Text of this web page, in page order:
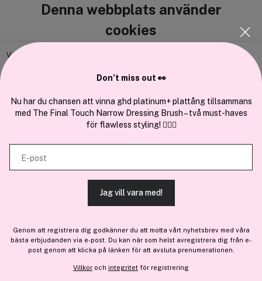
Denna webbplats använder
cookies
Vi använder enhetsidentifierare för att anpassa innehållet och
och annan information från din enhet till de sociala medier och annons-
och analysföretag som vi samarbetar med. Dessa kan i sin tur
kombinera informationen med annan information som du har
tillhandahållit eller som de har samlat in när du har använt deras
tjänster.
TILLÅT ALLA COOKIES
VISA DETALJER
Cocopanda.se
En del avBrandsdal Group AS
Don’t miss out 👀
Nu har du chansen att vinna ghd platinum+ plattång tillsammans
med The Final Touch Narrow Dressing Brush – två must-haves
för flawless styling! 💇‍♀️✨
E-post
Jag vill vara med!
Genom att registrera dig godkänner du att motta vårt nyhetsbrev med våra
bästa erbjudanden via e-post. Du kan när som helst avregistrera dig från e-
post genom att klicka på länken för att avsluta prenumerationen.
Villkor och integritet för registrering